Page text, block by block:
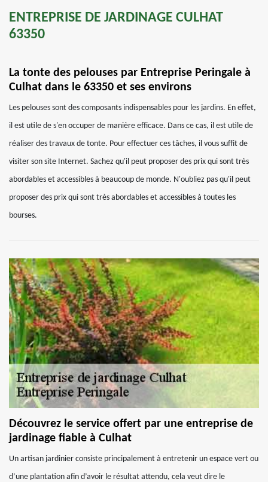
ENTREPRISE DE JARDINAGE CULHAT
63350
La tonte des pelouses par Entreprise Peringale à
Culhat dans le 63350 et ses environs
Les pelouses sont des composants indispensables pour les jardins. En effet,
il est utile de s'en occuper de manière efficace. Dans ce cas, il est utile de
réaliser des travaux de tonte. Pour effectuer ces tâches, il vous suffit de
visiter son site Internet. Sachez qu'il peut proposer des prix qui sont très
abordables et accessibles à beaucoup de monde. N'oubliez pas qu'il peut
proposer des prix qui sont très abordables et accessibles à toutes les
bourses.
Découvrez le service offert par une entreprise de
jardinage fiable à Culhat
Un artisan jardinier consiste principalement à entretenir un espace vert ou
d’une plantation afin d’avoir le résultat attendu, cela veut dire le